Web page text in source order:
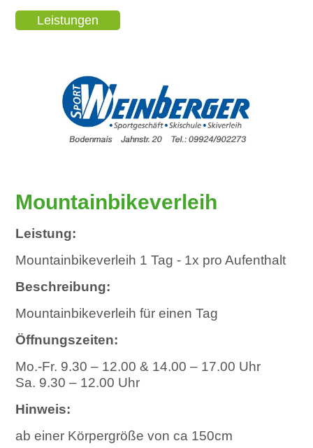
Leistungen
Mountainbikeverleih
Leistung:
Mountainbikeverleih 1 Tag - 1x pro Aufenthalt
Beschreibung:
Mountainbikeverleih für einen Tag
Öffnungszeiten:
Mo.-Fr. 9.30 – 12.00 & 14.00 – 17.00 Uhr
Sa. 9.30 – 12.00 Uhr
Hinweis:
ab einer Körpergröße von ca 150cm